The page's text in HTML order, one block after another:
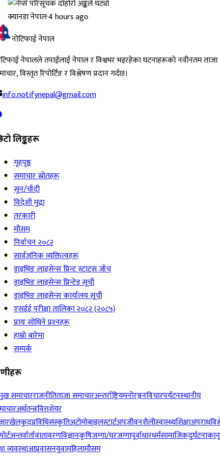
क्यानडा नेपाल·4 hours ago
नोटिफाई नेपाल
नेपालले तपाईंलाई नेपाल र विश्वभर भइरहेका घटनाहरूको नवीनतम ताजा
विस्तृत रिपोर्टिङ र विश्लेषण प्रदान गर्दछ।
info.notifynepal@gmail.com
लिङ्कहरू
गृहपृष्ठ
समाचार स्रोतहरू
सुन/चाँदी
विदेशी मुद्रा
तरकारी
मौसम
निर्वाचन २०८२
सार्वजनिक व्यक्तित्वहरू
ड्राइभिङ लाइसेन्स प्रिन्ट स्टाटस जाँच
ड्राइभिङ लाइसेन्स प्रिन्टेड सूची
ड्राइभिङ लाइसेन्स कार्यालय सूची
एसईई परीक्षा तालिका २०८२ (२०८५)
प्रायः सोधिने प्रश्‍नहरू
हाम्रो बारेमा
सम्पर्क
समाचारराजनीतिताजा समाचारअन्तर्राष्ट्रियमनोरञ्जनविचारपर्यटनस्थानीय
अर्थतन्त्रवित्तशेयर
खेलकुदप्रविधिसंस्कृतिअटोमोबाइलस्टार्टअपजीवनशैलीस्वास्थ्यशिक्षाअपराध
अन्तर्वार्तावातावरणविज्ञानकृषिजग्गा/घरजग्गापूर्वाधारधर्मसामाजिकदुर्घटना
व्यवस्थाआप्रवासनयुवामहिलामौसम